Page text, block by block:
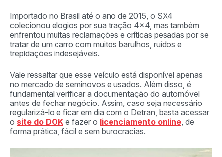
Importado no Brasil até o ano de 2015, o SX4
colecionou elogios por sua tração 4×4, mas também
enfrentou muitas reclamações e críticas pesadas por se
tratar de um carro com muitos barulhos, ruídos e
trepidações indesejáveis.
Vale ressaltar que esse veículo está disponível apenas
no mercado de seminovos e usados. Além disso, é
fundamental verificar a documentação do automóvel
antes de fechar negócio. Assim, caso seja necessário
regularizá-lo e ficar em dia com o Detran, basta acessar
o site do DOK e fazer o licenciamento online , de
forma prática, fácil e sem burocracias.